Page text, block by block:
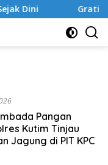
GratisPol
Pangan
Kutim Tinjau
Jagung di PIT KPC